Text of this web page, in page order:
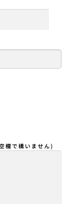
欄で構いません)